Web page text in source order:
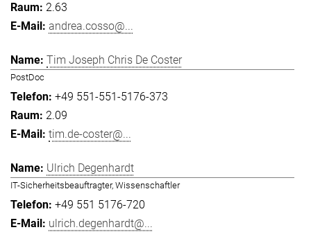
2.63
andrea.cosso@...
Tim Joseph Chris De Coster
PostDoc
+49 551-551-5176-373
2.09
tim.de-coster@...
Ulrich Degenhardt
IT-Sicherheitsbeauftragter, Wissenschaftler
+49 551 5176-720
ulrich.degenhardt@...